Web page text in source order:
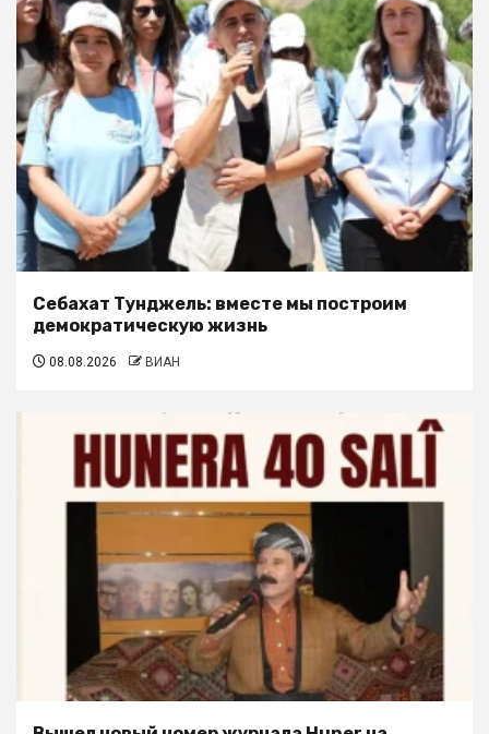
Себахат Тунджель: вместе мы построим
демократическую жизнь
08.08.2026 ВИАН